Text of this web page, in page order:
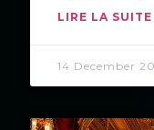
LIRE LA SUITE
14 December